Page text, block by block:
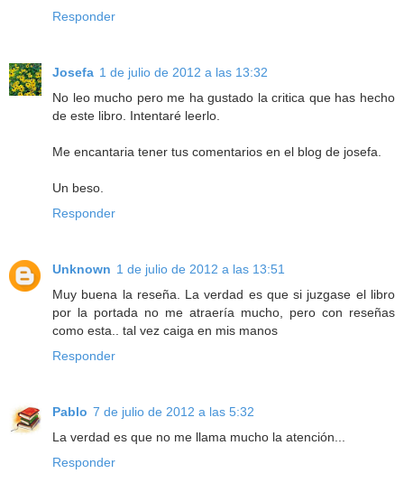
Responder
Josefa 1 de julio de 2012 a las 13:32
No leo mucho pero me ha gustado la critica que has hecho
de este libro. Intentaré leerlo.
Me encantaria tener tus comentarios en el blog de josefa.
Un beso.
Responder
Unknown 1 de julio de 2012 a las 13:51
Muy buena la reseña. La verdad es que si juzgase el libro
por la portada no me atraería mucho, pero con reseñas
como esta.. tal vez caiga en mis manos
Responder
Pablo 7 de julio de 2012 a las 5:32
La verdad es que no me llama mucho la atención...
Responder